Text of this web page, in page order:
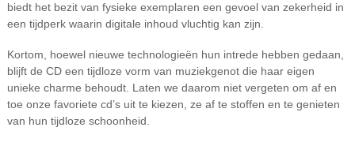
biedt het bezit van fysieke exemplaren een gevoel van zekerheid in
een tijdperk waarin digitale inhoud vluchtig kan zijn.
Kortom, hoewel nieuwe technologieën hun intrede hebben gedaan,
blijft de CD een tijdloze vorm van muziekgenot die haar eigen
unieke charme behoudt. Laten we daarom niet vergeten om af en
toe onze favoriete cd’s uit te kiezen, ze af te stoffen en te genieten
van hun tijdloze schoonheid.